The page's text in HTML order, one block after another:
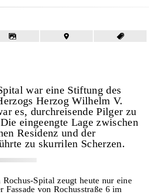
war eine Stiftung des
Herzog Wilhelm V.
es, durchreisende Pilger zu
eingeengte Lage zwischen
Residenz und der
zu skurrilen Scherzen.
Rochus-Spital zeugt heute nur eine
Fassade von Rochusstraße 6 im